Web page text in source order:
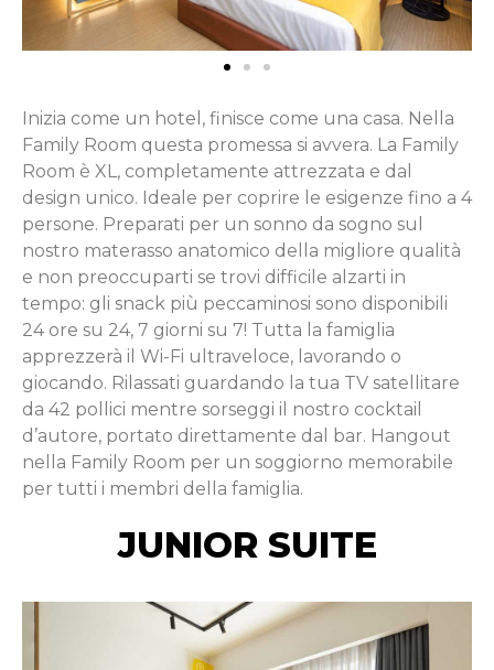
Inizia come un hotel, finisce come una casa. Nella
Family Room questa promessa si avvera. La Family
Room è XL, completamente attrezzata e dal
design unico. Ideale per coprire le esigenze fino a 4
persone. Preparati per un sonno da sogno sul
nostro materasso anatomico della migliore qualità
e non preoccuparti se trovi difficile alzarti in
tempo: gli snack più peccaminosi sono disponibili
24 ore su 24, 7 giorni su 7! Tutta la famiglia
apprezzerà il Wi-Fi ultraveloce, lavorando o
giocando. Rilassati guardando la tua TV satellitare
da 42 pollici mentre sorseggi il nostro cocktail
d’autore, portato direttamente dal bar. Hangout
nella Family Room per un soggiorno memorabile
per tutti i membri della famiglia.
JUNIOR SUITE